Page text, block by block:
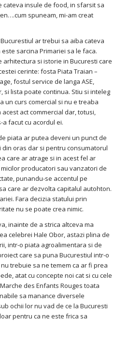
cateva insule de food, in sfarsit sa
spuneam, mi-am creat
ar trebui sa aiba cateva
sarcina Primariei sa le faca.
arhitectura si istorie in Bucuresti care
cerinte: fosta Piata Traian –
fostul service de langa ASE,
si lista poate continua. Stiu si inteleg
un curs comercial si nu e treaba
act commercial dar, totusi,
facut cu acordul ei.
piata ar putea deveni un punct de
oras dar si pentru consumatorul
care ar atrage si in acest fel ar
producatori sau vanzatori de
punandu-se accentul pe
care ar dezvolta capitalul autohton.
Fara decizia statului prin
nu se poate crea nimic.
inainte de a strica altceva ma
celebrei Hale Obor, astazi plina de
intr-o piata agroalimentara si de
care sa puna Bucurestiul intr-o
trebuie sa ne temem ca ar fi prea
atat cu concepte noi cat si cu cele
des Enfants Rouges toata
sa manance diversele
ochii lor nu vad de ce la Bucuresti
pentru ca ne este frica sa